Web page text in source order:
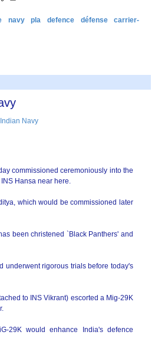
navy pla defence défense
carrier-
commissioned ceremoniously into the
Hansa near here.
which would be commissioned later
been christened `Black Panthers' and
underwent rigorous trials before today's
to INS Vikrant) escorted a Mig-29K
29K would enhance India's defence